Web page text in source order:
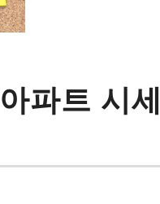
파트 시세